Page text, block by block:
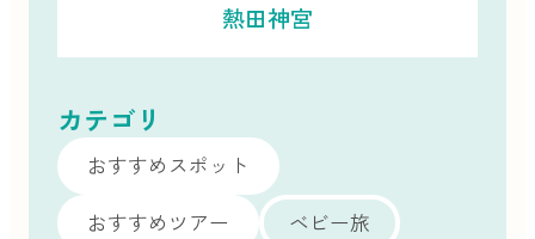
熱田神宮
カテゴリ
おすすめスポット
おすすめツアー
ベビー旅